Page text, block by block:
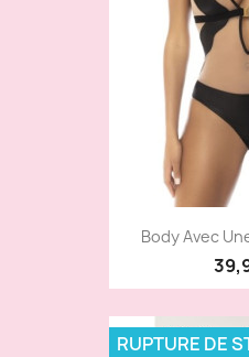
Body Avec
RUPTURE DE